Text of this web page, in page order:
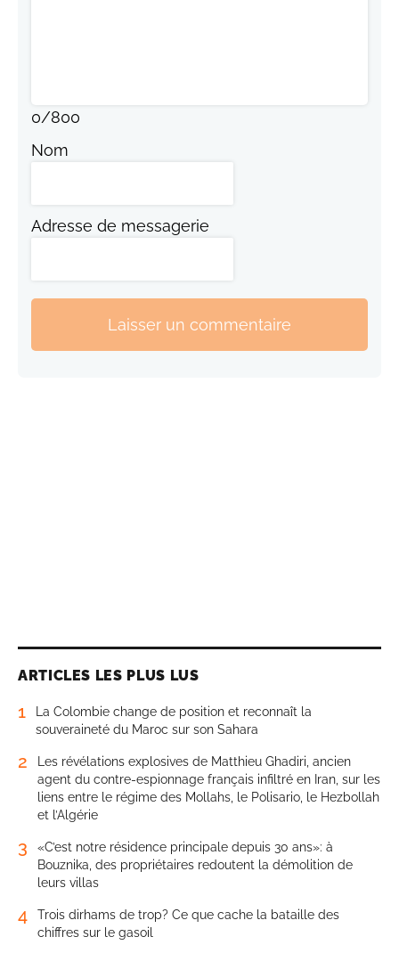
0/800
Nom
Adresse de messagerie
Laisser un commentaire
ARTICLES LES PLUS LUS
1
La Colombie change de position et reconnaît la
souveraineté du Maroc sur son Sahara
2
Les révélations explosives de Matthieu Ghadiri, ancien
agent du contre-espionnage français infiltré en Iran, sur les
liens entre le régime des Mollahs, le Polisario, le Hezbollah
et l’Algérie
3
«C’est notre résidence principale depuis 30 ans»: à
Bouznika, des propriétaires redoutent la démolition de
leurs villas
4
Trois dirhams de trop? Ce que cache la bataille des
chiffres sur le gasoil